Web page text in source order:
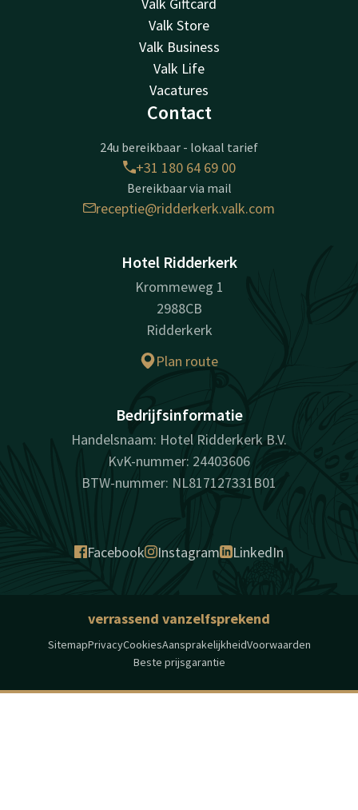
Valk Store
Valk Business
Valk Life
Vacatures
Contact
24u bereikbaar - lokaal tarief
+31 180 64 69 00
Bereikbaar via mail
receptie@ridderkerk.valk.com
Hotel Ridderkerk
Krommeweg 1
2988CB
Ridderkerk
Plan route
Bedrijfsinformatie
Handelsnaam: Hotel Ridderkerk B.V.
KvK-nummer: 24403606
BTW-nummer: NL817127331B01
Facebook Instagram LinkedIn
verrassend vanzelfsprekend
SitemapPrivacyCookiesAansprakelijkheidVoorwaarden
Beste prijsgarantie